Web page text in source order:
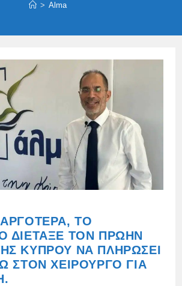
> Alma
ΤΟ
ΔΙΈΤΑΞΕ ΤΟΝ ΠΡΏΗΝ
ΚΎΠΡΟΥ ΝΑ ΠΛΗΡΏΣΕΙ
ΣΤΟΝ ΧΕΙΡΟΥΡΓΌ ΓΙΑ